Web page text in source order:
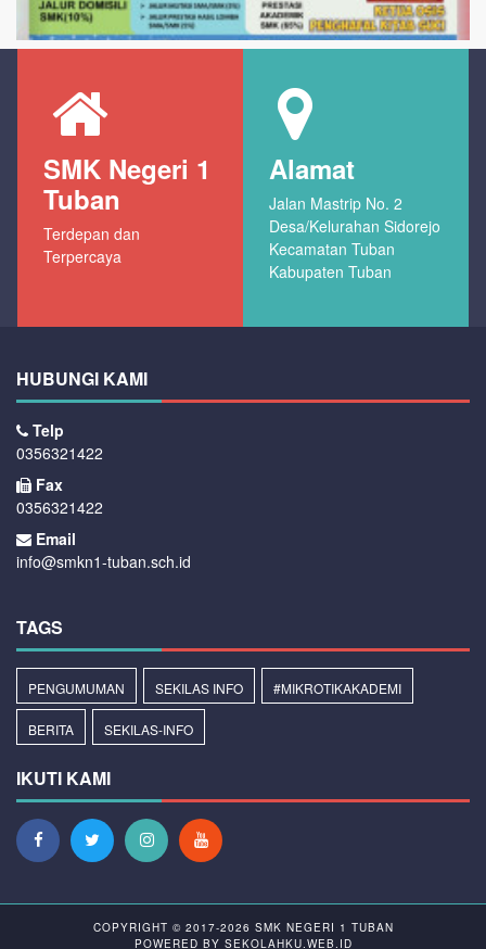
SMK Negeri 1
Tuban
Terdepan dan
Terpercaya
Alamat
Jalan Mastrip No. 2
Desa/Kelurahan Sidorejo
Kecamatan Tuban
Kabupaten Tuban
HUBUNGI KAMI
Telp
0356321422
Fax
0356321422
Email
info@smkn1-tuban.sch.id
TAGS
PENGUMUMAN SEKILAS INFO #MIKROTIKAKADEMI
BERITA SEKILAS-INFO
IKUTI KAMI
COPYRIGHT © 2017-2026 SMK NEGERI 1 TUBAN
POWERED BY SEKOLAHKU.WEB.ID